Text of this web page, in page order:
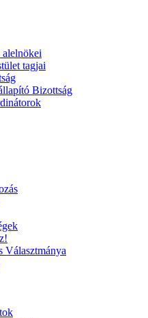
tagjai
Bizottság
Választmánya